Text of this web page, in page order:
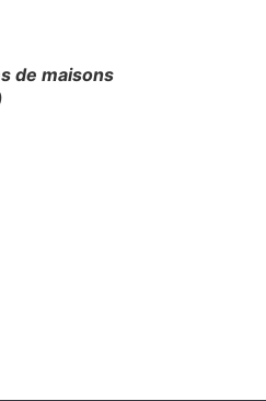
de maisons